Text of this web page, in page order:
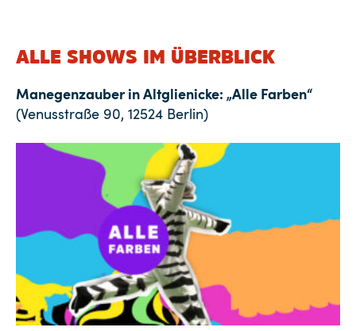
ALLE SHOWS IM ÜBERBLICK
Manegenzauber in Altglienicke: „Alle Farben“
(Venusstraße 90, 12524 Berlin)